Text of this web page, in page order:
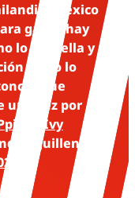
México
ganar hay
lo hizo ella y
como lo
que
una vez por